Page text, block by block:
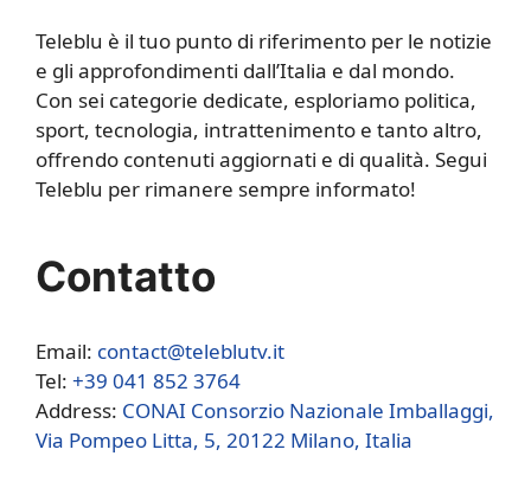
Teleblu è il tuo punto di riferimento per le notizie
e gli approfondimenti dall’Italia e dal mondo.
Con sei categorie dedicate, esploriamo politica,
sport, tecnologia, intrattenimento e tanto altro,
offrendo contenuti aggiornati e di qualità. Segui
Teleblu per rimanere sempre informato!
Contatto
Email: contact@teleblutv.it
Tel: +39 041 852 3764
Address: CONAI Consorzio Nazionale Imballaggi,
Via Pompeo Litta, 5, 20122 Milano, Italia